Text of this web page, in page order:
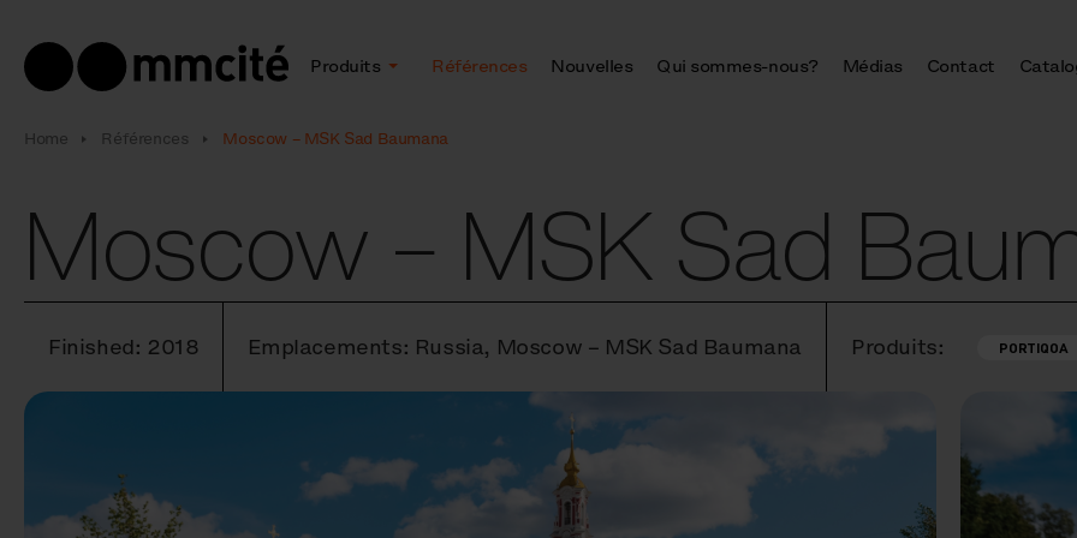
Produits Références Nouvelles Qui sommes-nous? Médias Contact
Home Références Moscow – MSK Sad Baumana
Moscow – MSK Sad
Finished: 2018 Emplacements: Russia, Moscow – MSK Sad Baumana Produits: PORTIQOA